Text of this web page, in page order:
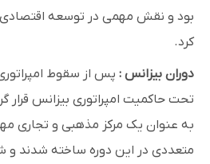
بود و نقش مهمی در توسعه اقتصادی
کرد.
دوران بیزانس :پس از سقوط
تحت حاکمیت امپراتوری بیزانس قرار
به عنوان یک مرکز مذهبی و تجاری
متعددی در این دوره ساخته شدند و